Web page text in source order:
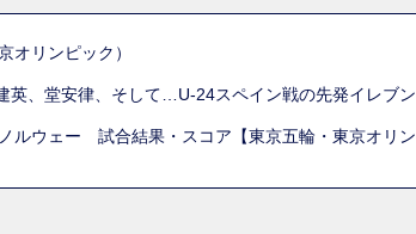
リンピック）
英、堂安律、そして…U-24スペイン戦の先発イレブ
ウェー 試合結果・スコア【東京五輪・東京オリン